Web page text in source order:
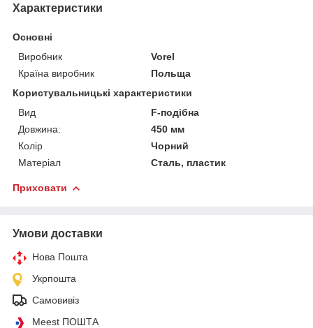
Характеристики
Основні
Виробник
Vorel
Країна виробник
Польща
Користувальницькі характеристики
Вид
F-подібна
Довжина:
450 мм
Колір
Чорний
Матеріал
Сталь, пластик
Приховати
Умови доставки
Нова Пошта
Укрпошта
Самовивіз
Meest ПОШТА